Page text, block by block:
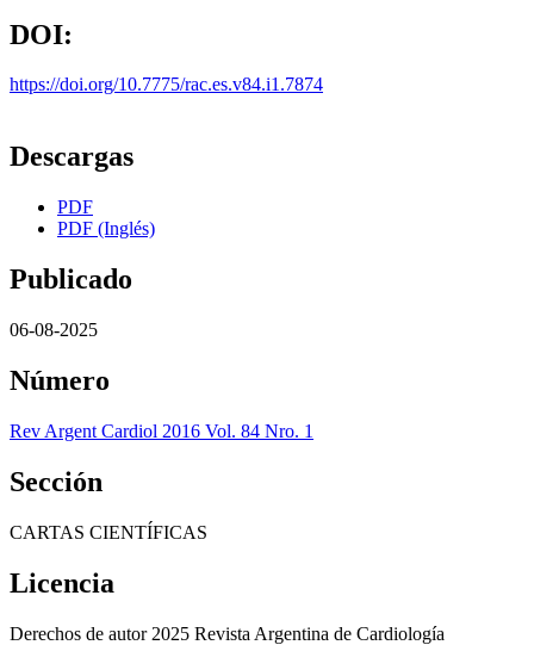
DOI:
https://doi.org/10.7775/rac.es.v84.i1.7874
Descargas
PDF
PDF (Inglés)
Publicado
06-08-2025
Número
Rev Argent Cardiol 2016 Vol. 84 Nro. 1
Sección
CARTAS CIENTÍFICAS
Licencia
Derechos de autor 2025 Revista Argentina de Cardiología